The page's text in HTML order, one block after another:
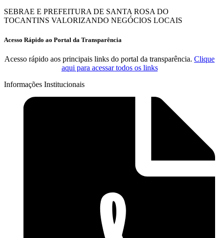
SEBRAE E PREFEITURA DE SANTA ROSA DO
TOCANTINS VALORIZANDO NEGÓCIOS LOCAIS
Acesso Rápido ao Portal da Transparência
Acesso rápido aos principais links do portal da transparência. Clique
aqui para acessar todos os links
Informações Institucionais